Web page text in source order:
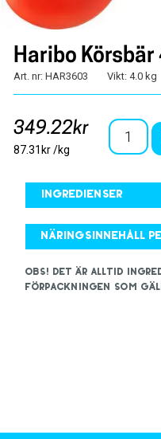
Haribo Körsbär
Art. nr: HAR3603 Vikt: 4.0 kg
349.22kr
87.31kr /kg
Ingredienser
Näringsinnehåll
OBS! Det är alltid
förpackningen som